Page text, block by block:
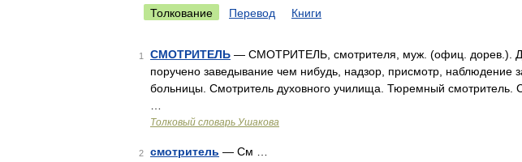
Толкование Перевод Книги
1 СМОТРИТЕЛЬ — СМОТРИТЕЛЬ, смотрителя, муж. (офиц. дорев.).
поручено заведывание чем нибудь, надзор, присмотр, наблюдение
больницы. Смотритель духовного училища. Тюремный смотритель.
Толковый словарь Ушакова
2 смотритель — См …